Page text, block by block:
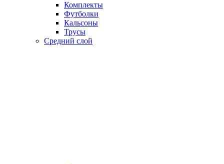
Комплекты
Футболки
Кальсоны
Трусы
Средний слой